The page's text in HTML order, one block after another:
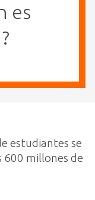
es
?
estudiantes se
600 millones de